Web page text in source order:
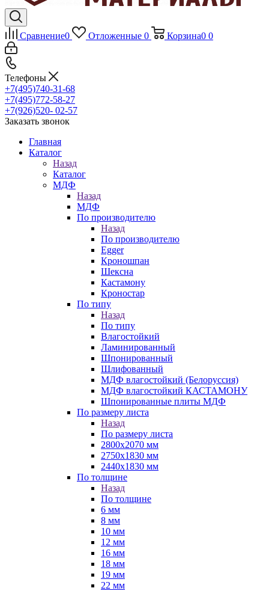
Сравнение0 Отложенные 0 Корзина0 0
Телефоны
+7(495)740-31-68
+7(495)772-58-27
+7(926)520- 02-57
Заказать звонок
Главная
Каталог
Назад
Каталог
МДФ
Назад
МДФ
По производителю
Назад
По производителю
Egger
Кроношпан
Шексна
Кастамону
Кроностар
По типу
Назад
По типу
Влагостойкий
Ламинированный
Шпонированный
Шлифованный
МДФ влагостойкий (Белоруссия)
МДФ влагостойкий КАСТАМОНУ
Шпонированные плиты МДФ
По размеру листа
Назад
По размеру листа
2800х2070 мм
2750х1830 мм
2440х1830 мм
По толщине
Назад
По толщине
6 мм
8 мм
10 мм
12 мм
16 мм
18 мм
19 мм
22 мм